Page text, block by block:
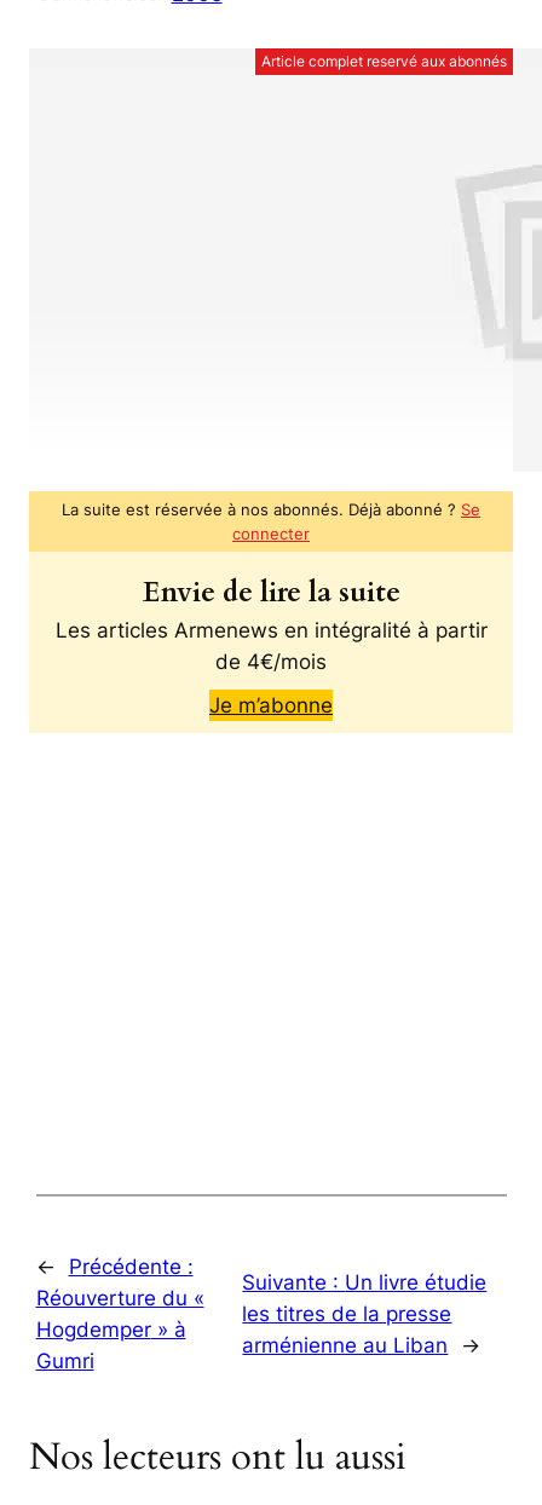
Article complet reservé aux abonnés
La suite est réservée à nos abonnés. Déjà abonné ? Se
connecter
Envie de lire la suite
Les articles Armenews en intégralité à partir
de 4€/mois
Je m’abonne
←
Précédente :
Réouverture du «
Hogdemper» à
Gumri
Suivante : Un livre étudie
les titres de la presse
arménienne au Liban
→
Nos lecteurs ont lu aussi